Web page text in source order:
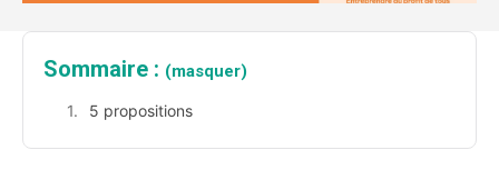
Sommaire : (masquer)
5 propositions